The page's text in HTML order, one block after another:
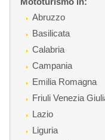
Abruzzo
Basilicata
Calabria
Campania
Emilia Romagna
Friuli Venezia
Lazio
Liguria